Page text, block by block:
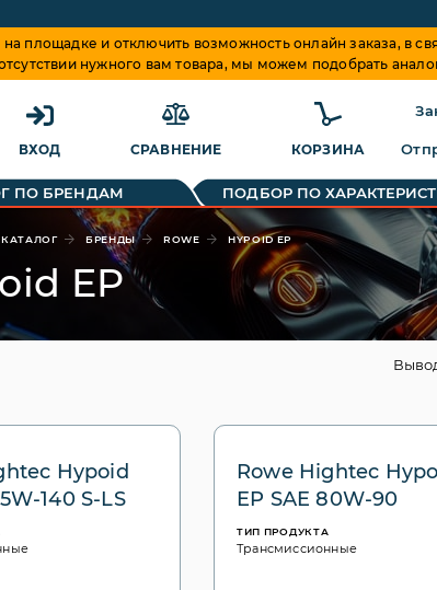
площадке и отключить возможность онлайн заказа, в
нужного вам товара, мы можем подобрать
ВХОД СРАВНЕНИЕ КОРЗИНА
ПОДБОР ПО
ПО БРЕНДАМ
КАТАЛОГ БРЕНДЫ ROWE HYPOID EP
EP
Hypoid
140 S-LS
Rowe Hightec
EP SAE 80W-90
ТИП ПРОДУКТА
Трансмиссионные